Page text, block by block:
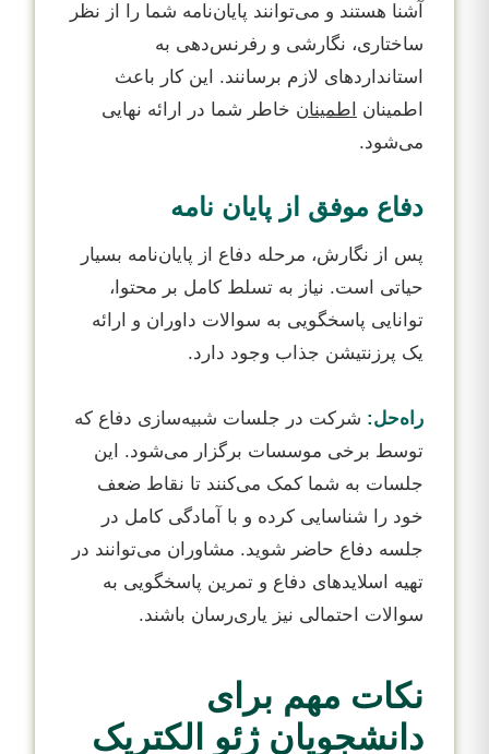
آشنا هستند و می‌توانند پایان‌نامه شما را از نظر
ساختاری، نگارشی و رفرنس‌دهی به
استانداردهای لازم برسانند. این کار باعث
اطمینان‌
اطمینان‌ خاطر شما در ارائه نهایی
می‌شود.
دفاع موفق از پایان نامه
پس از نگارش، مرحله دفاع از پایان‌نامه بسیار
حیاتی است. نیاز به تسلط کامل بر محتوا،
توانایی پاسخگویی به سوالات داوران و ارائه
یک پرزنتیشن جذاب وجود دارد.
راه‌حل: شرکت در جلسات شبیه‌سازی دفاع که
توسط برخی موسسات برگزار می‌شود. این
جلسات به شما کمک می‌کنند تا نقاط ضعف
خود را شناسایی کرده و با آمادگی کامل در
جلسه دفاع حاضر شوید. مشاوران می‌توانند در
تهیه اسلایدهای دفاع و تمرین پاسخگویی به
سوالات احتمالی نیز یاری‌رسان باشند.
نکات مهم برای
دانشجویان ژئو الکتریک